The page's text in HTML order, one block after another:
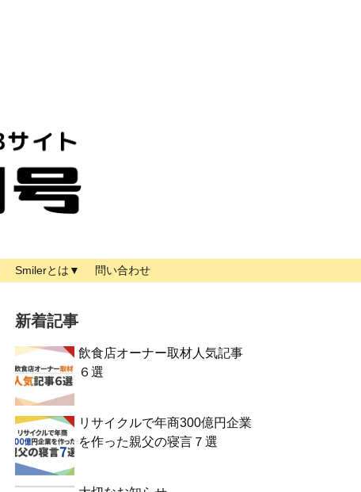
Smilerとは▼ 問い合わせ
新着記事
飲食店オーナー取材人気記事
６選
リサイクルで年商300億円企業
を作った親父の寝言７選